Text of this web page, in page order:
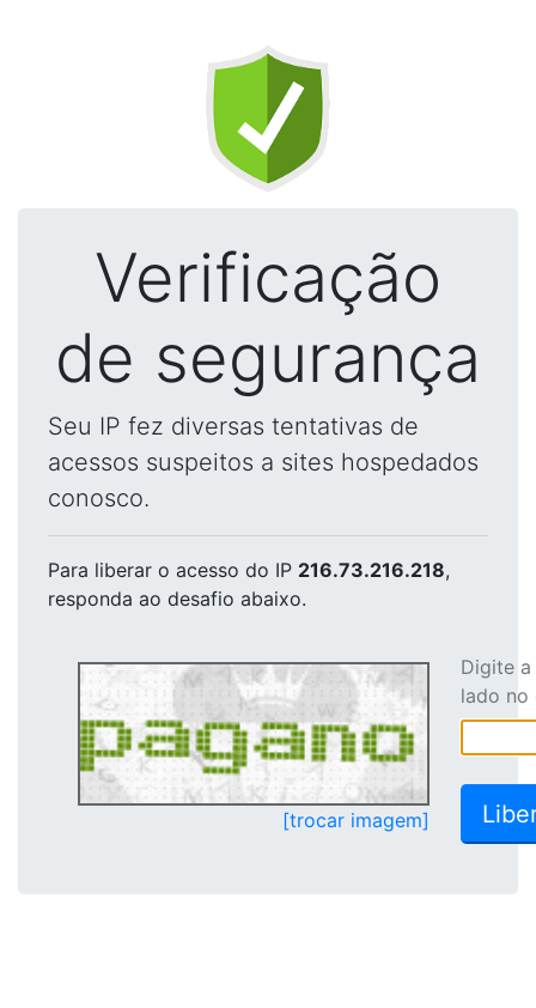
Verificação
de segurança
Seu IP fez diversas tentativas de
acessos suspeitos a sites hospedados
conosco.
Para liberar o acesso do IP 216.73.216.218,
responda ao desafio abaixo.
[trocar imagem]
Digite
lado no